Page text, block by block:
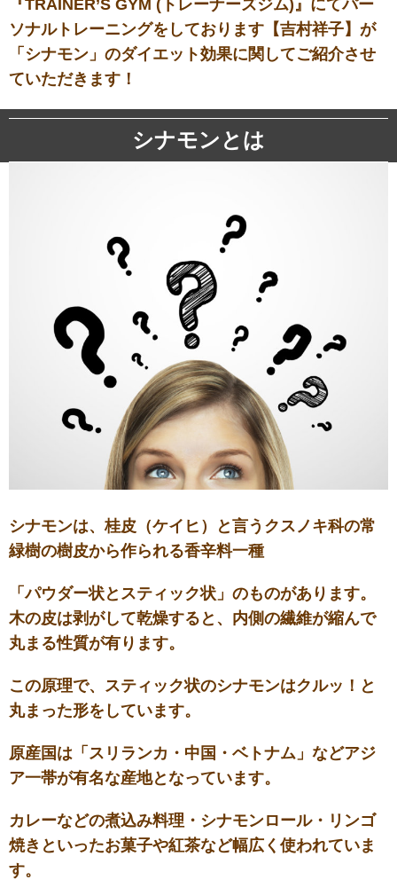
『TRAINER’S GYM (トレーナーズジム)』にてパー
ソナルトレーニングをしております【吉村祥子】が
「シナモン」のダイエット効果に関してご紹介させ
ていただきます！
シナモンとは
シナモンは、桂皮（ケイヒ）と言うクスノキ科の常
緑樹の樹皮から作られる香辛料一種
「パウダー状とスティック状」のものがあります。
木の皮は剥がして乾燥すると、内側の繊維が縮んで
丸まる性質が有ります。
この原理で、スティック状のシナモンはクルッ！と
丸まった形をしています。
原産国は「スリランカ・中国・ベトナム」などアジ
ア一帯が有名な産地となっています。
カレーなどの煮込み料理・シナモンロール・リンゴ
焼きといったお菓子や紅茶など幅広く使われていま
す。